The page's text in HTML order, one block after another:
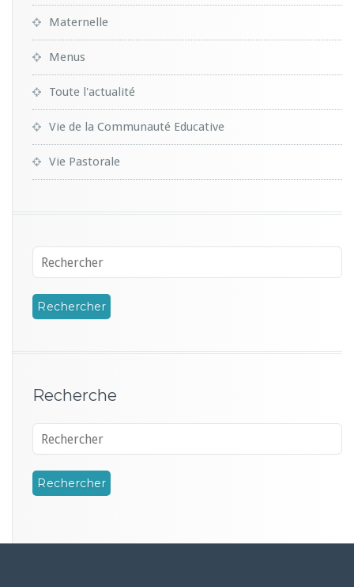
Maternelle
Menus
Toute l'actualité
Vie de la Communauté Educative
Vie Pastorale
Recherche